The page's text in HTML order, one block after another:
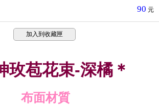
90 元
加入到收藏匣
玫苞花束-深橘＊
布面材質